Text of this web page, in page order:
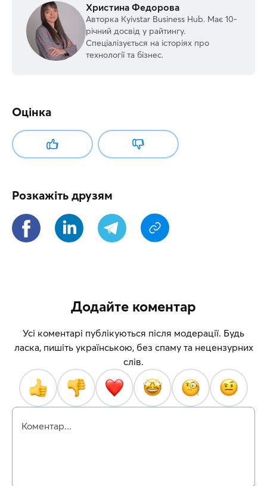
Христина Федорова
Авторка Kyivstar Business Hub. Має 10-
річний досвід у райтингу.
Спеціалізується на історіях про
технології та бізнес.
Оцінка
Розкажіть друзям
Додайте коментар
Усі коментарі публікуються після модерації. Будь
ласка, пишіть українською, без спаму та нецензурних
слів.
Коментар...